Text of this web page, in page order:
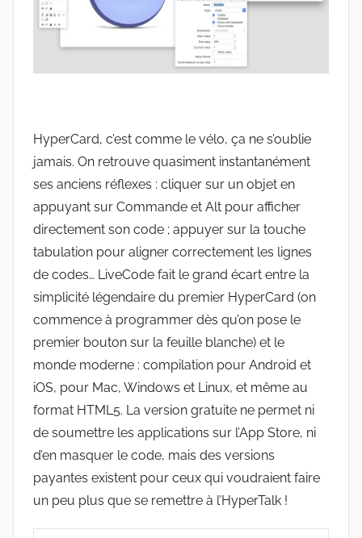
HyperCard, c’est comme le vélo, ça ne s’oublie
jamais. On retrouve quasiment instantanément
ses anciens réflexes : cliquer sur un objet en
appuyant sur Commande et Alt pour afficher
directement son code ; appuyer sur la touche
tabulation pour aligner correctement les lignes
de codes… LiveCode fait le grand écart entre la
simplicité légendaire du premier HyperCard (on
commence à programmer dès qu’on pose le
premier bouton sur la feuille blanche) et le
monde moderne : compilation pour Android et
iOS, pour Mac, Windows et Linux, et même au
format HTML5. La version gratuite ne permet ni
de soumettre les applications sur l’App Store, ni
d’en masquer le code, mais des versions
payantes existent pour ceux qui voudraient faire
un peu plus que se remettre à l’HyperTalk !